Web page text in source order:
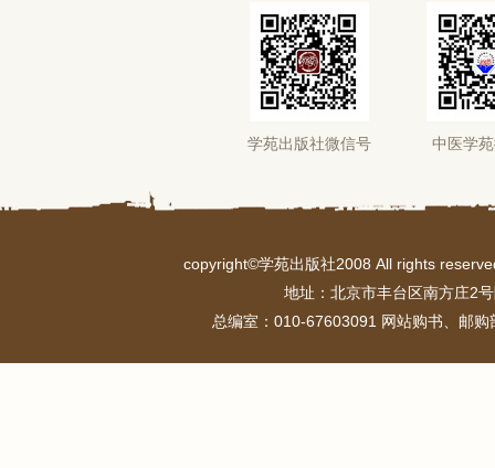
学苑出版社微信号 中医学
copyright©学苑出版社2008 All rights
地址：北京市丰台区南方庄2
总编室：010-67603091 网站购书、邮